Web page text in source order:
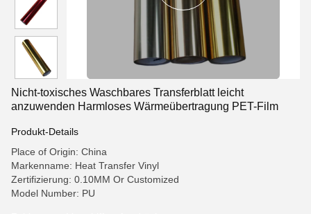
Nicht-toxisches Waschbares Transferblatt leicht
anzuwenden Harmloses Wärmeübertragung PET-Film
Produkt-Details
Place of Origin: China
Markenname: Heat Transfer Vinyl
Zertifizierung: 0.10MM Or Customized
Model Number: PU